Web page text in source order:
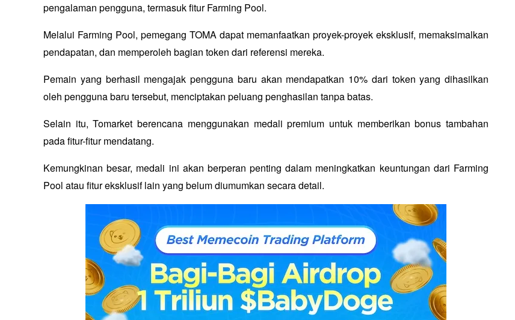
pengalaman pengguna, termasuk fitur Farming Pool.
Melalui Farming Pool, pemegang TOMA dapat memanfaatkan proyek-proyek eksklusif, memaksimalkan
pendapatan, dan memperoleh bagian token dari referensi mereka.
Pemain yang berhasil mengajak pengguna baru akan mendapatkan 10% dari token yang dihasilkan
oleh pengguna baru tersebut, menciptakan peluang penghasilan tanpa batas.
Selain itu, Tomarket berencana menggunakan medali premium untuk memberikan bonus tambahan
pada fitur-fitur mendatang.
Kemungkinan besar, medali ini akan berperan penting dalam meningkatkan keuntungan dari Farming
Pool atau fitur eksklusif lain yang belum diumumkan secara detail.